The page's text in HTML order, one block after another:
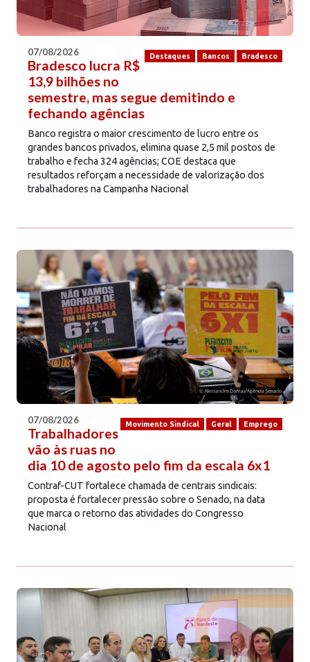
Destaques Bancos Bradesco
07/08/2026
Bradesco lucra R$
13,9 bilhões no
semestre, mas segue demitindo e
fechando agências
Banco registra o maior crescimento de lucro entre os
grandes bancos privados, elimina quase 2,5 mil postos de
trabalho e fecha 324 agências; COE destaca que
resultados reforçam a necessidade de valorização dos
trabalhadores na Campanha Nacional
Movimento Sindical Geral Emprego
07/08/2026
Trabalhadores
vão às ruas no
dia 10 de agosto pelo fim da escala 6x1
Contraf-CUT fortalece chamada de centrais sindicais:
proposta é fortalecer pressão sobre o Senado, na data
que marca o retorno das atividades do Congresso
Nacional